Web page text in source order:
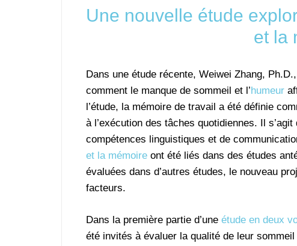
Une nouvelle étude
et la
Dans une étude récente, Weiwei Zhang,
comment le manque de sommeil et l’humeur
l’étude, la mémoire de travail a été définie
à l’exécution des tâches quotidiennes. Il
compétences linguistiques et de
et la mémoire ont été liés dans des études
évaluées dans d’autres études, le nouveau
facteurs.
Dans la première partie d’une étude en deux
été invités à évaluer la qualité de leur